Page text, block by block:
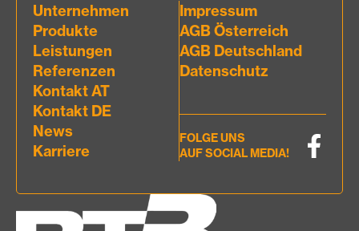
Unternehmen
Produkte
Leistungen
Referenzen
Kontakt AT
Kontakt DE
News
Karriere
Impressum
AGB Österreich
AGB Deutschland
Datenschutz
FOLGE UNS
AUF SOCIAL MEDIA!